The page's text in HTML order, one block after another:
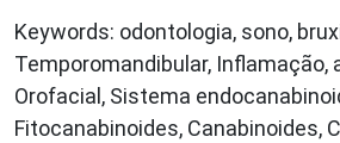
Keywords: odontologia, sono,
Temporomandibular, Inflamação,
Orofacial, Sistema
Fitocanabinoides, Canabinoides,